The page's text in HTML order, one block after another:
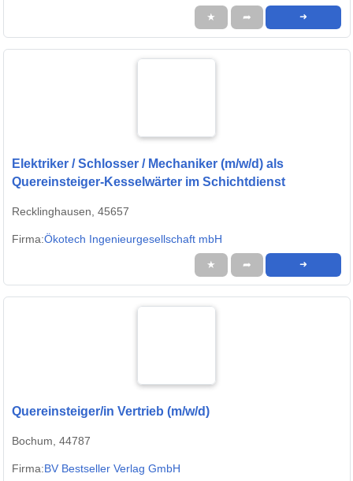
★ ➦ ➜
Elektriker / Schlosser / Mechaniker (m/w/d) als
Quereinsteiger-Kesselwärter im Schichtdienst
Recklinghausen, 45657
Firma:Ökotech Ingenieurgesellschaft mbH
★ ➦ ➜
Quereinsteiger/in Vertrieb (m/w/d)
Bochum, 44787
Firma:BV Bestseller Verlag GmbH